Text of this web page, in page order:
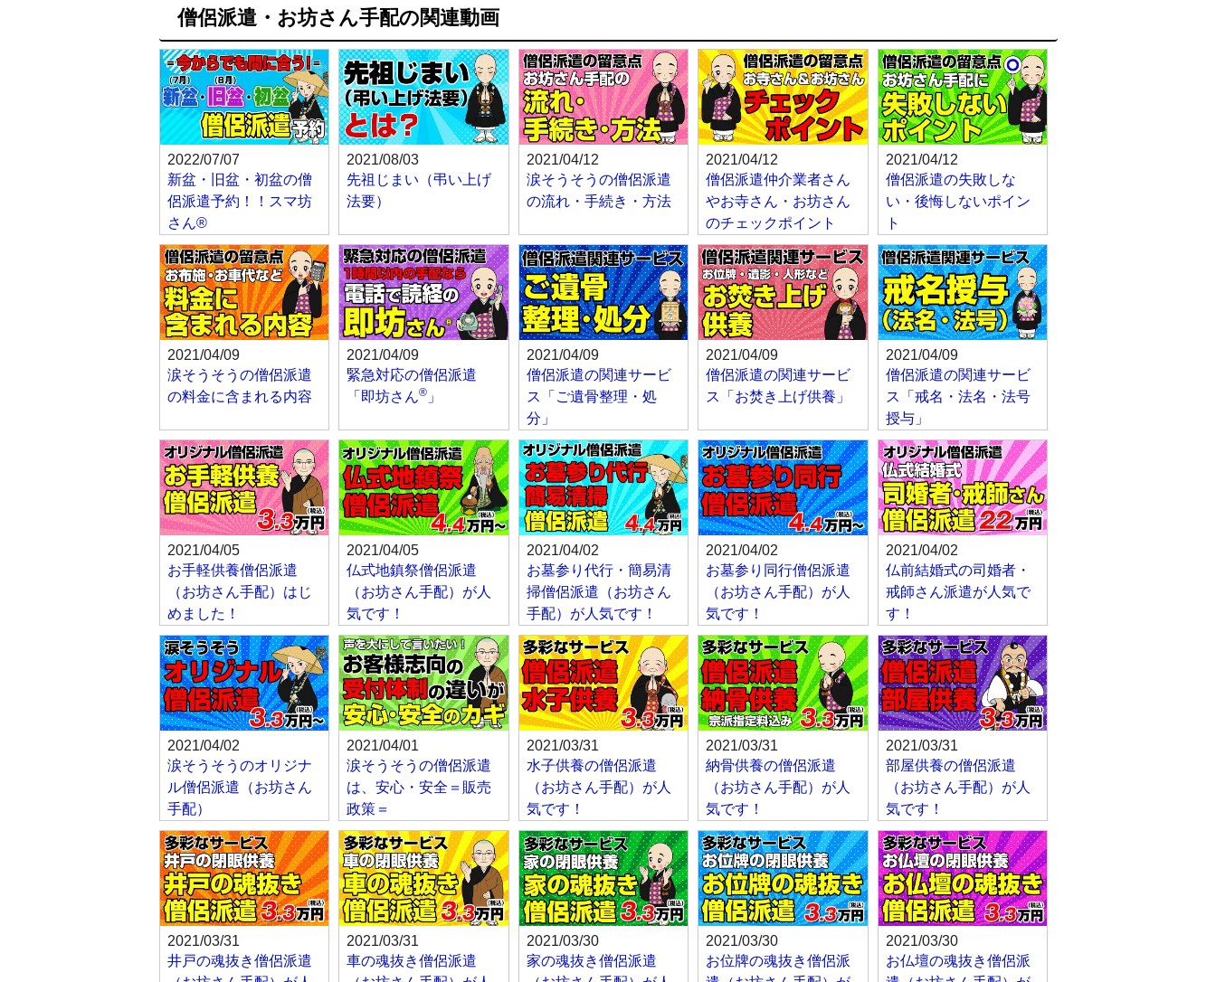
僧侶派遣・お坊さん手配の関連動画
2022/07/07
新盆・旧盆・初盆の僧
侶派遣予約！！スマ坊
さん®
2021/08/03
先祖じまい（弔い上げ
法要）
2021/04/12
涙そうそうの僧侶派遣
の流れ・手続き・方法
2021/04/12
僧侶派遣仲介業者さん
やお寺さん・お坊さん
のチェックポイント
2021/04/12
僧侶派遣の失敗しな
い・後悔しないポイン
ト
2021/04/09
涙そうそうの僧侶派遣
の料金に含まれる内容
2021/04/09
緊急対応の僧侶派遣
「即坊さん® 」
2021/04/09
僧侶派遣の関連サービ
ス「ご遺骨整理・処
分」
2021/04/09
僧侶派遣の関連サービ
ス「お焚き上げ供養」
2021/04/09
僧侶派遣の関連サービ
ス「戒名・法名・法号
授与」
2021/04/05
お手軽供養僧侶派遣
（お坊さん手配）はじ
めました！
2021/04/05
仏式地鎮祭僧侶派遣
（お坊さん手配）が人
気です！
2021/04/02
お墓参り代行・簡易清
掃僧侶派遣（お坊さん
手配）が人気です！
2021/04/02
お墓参り同行僧侶派遣
（お坊さん手配）が人
気です！
2021/04/02
仏前結婚式の司婚者・
戒師さん派遣が人気で
す！
2021/04/02
涙そうそうのオリジナ
ル僧侶派遣（お坊さん
手配）
2021/04/01
涙そうそうの僧侶派遣
は、安心・安全＝販売
政策＝
2021/03/31
水子供養の僧侶派遣
（お坊さん手配）が人
気です！
2021/03/31
納骨供養の僧侶派遣
（お坊さん手配）が人
気です！
2021/03/31
部屋供養の僧侶派遣
（お坊さん手配）が人
気です！
2021/03/31
井戸の魂抜き僧侶派遣
2021/03/31
車の魂抜き僧侶派遣
2021/03/30
家の魂抜き僧侶派遣
2021/03/30
お位牌の魂抜き僧侶派
2021/03/30
お仏壇の魂抜き僧侶派